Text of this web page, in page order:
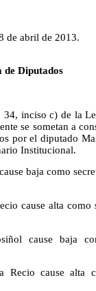
de abril de 2013.
de Diputados
inciso c) de la
se sometan a
por el diputado
Institucional.
baja como
cause alta
cause baja
Recio cause alta